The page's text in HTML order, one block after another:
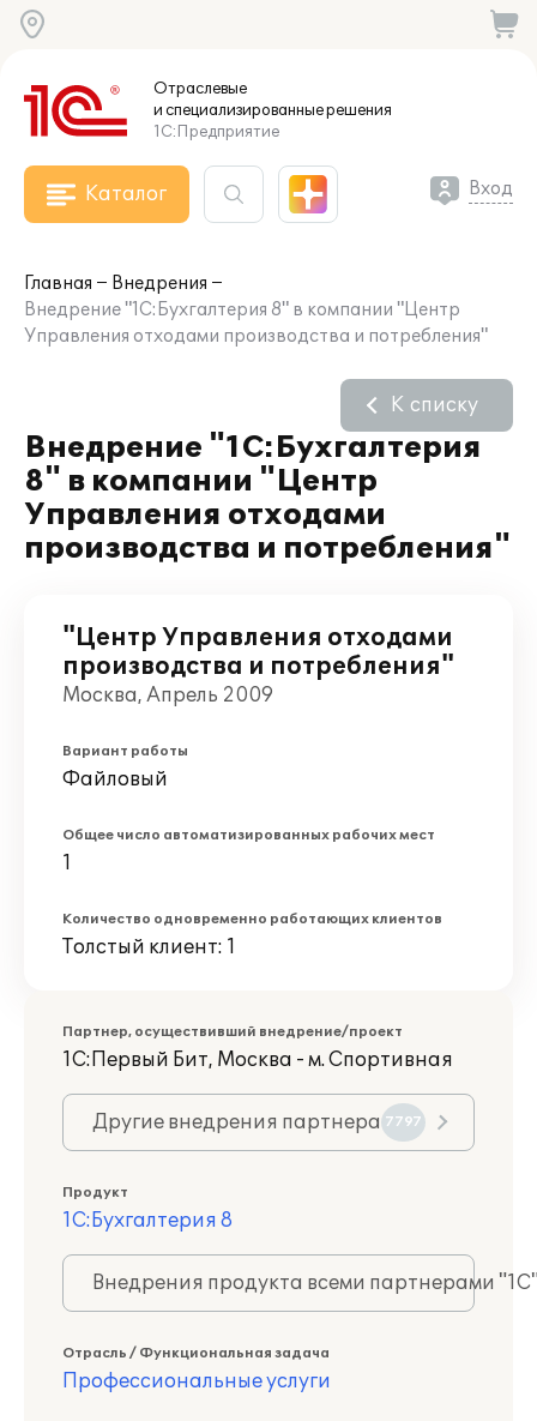
Отраслевые
и специализированныерешения
1С:Предприятие
Каталог Вход
Главная
Внедрения
Внедрение "1С:Бухгалтерия 8" в компании "Центр
Управления отходами производства и потребления"
Внедрение "1С:Бухгалтерия
8" в компании "Центр
Управления отходами
производства и потребления"
К списку
"Центр Управления отходами
производства и потребления"
Москва, Апрель 2009
Вариант работы
Файловый
Общее число автоматизированных рабочих мест
1
Количество одновременно работающих клиентов
Толстый клиент: 1
Партнер, осуществивший внедрение/проект
1С:Первый Бит, Москва - м. Спортивная
Другие внедрения партнера 7797
Продукт
1С:Бухгалтерия 8
Внедрения продукта всеми партнерами
Отрасль / Функциональная задача
Профессиональные услуги